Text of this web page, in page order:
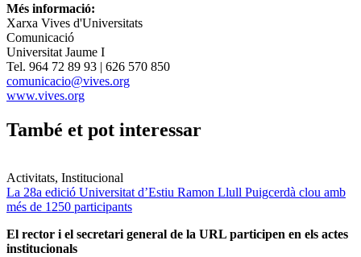
Més informació:
Xarxa Vives d'Universitats
Comunicació
Universitat Jaume I
Tel. 964 72 89 93 | 626 570 850
comunicacio@vives.org
www.vives.org
També et pot interessar
Activitats, Institucional
La 28a edició Universitat d’Estiu Ramon Llull Puigcerdà clou amb
més de 1250 participants
El rector i el secretari general de la URL participen en els actes
institucionals